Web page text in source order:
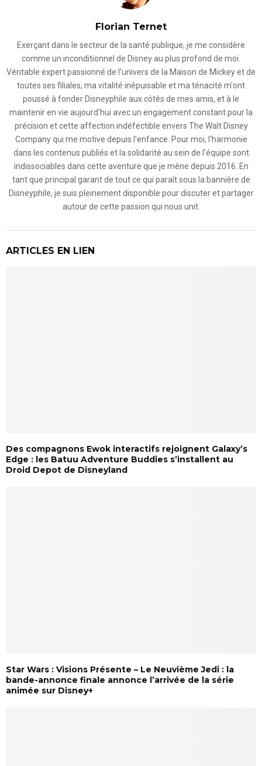
Florian Ternet
Exerçant dans le secteur de la santé publique, je me considère
comme un inconditionnel de Disney au plus profond de moi.
Véritable expert passionné de l'univers de la Maison de Mickey et de
toutes ses filiales, ma vitalité inépuisable et ma ténacité m'ont
poussé à fonder Disneyphile aux côtés de mes amis, et à le
maintenir en vie aujourd'hui avec un engagement constant pour la
précision et cette affection indéfectible envers The Walt Disney
Company qui me motive depuis l'enfance. Pour moi, l'harmonie
dans les contenus publiés et la solidarité au sein de l'équipe sont
indissociables dans cette aventure que je mène depuis 2016. En
tant que principal garant de tout ce qui paraît sous la bannière de
Disneyphile, je suis pleinement disponible pour discuter et partager
autour de cette passion qui nous unit.
ARTICLES EN LIEN
Des compagnons Ewok interactifs rejoignent Galaxy’s
Edge : les Batuu Adventure Buddies s’installent au
Droid Depot de Disneyland
Star Wars : Visions Présente – Le Neuvième Jedi : la
bande-annonce finale annonce l’arrivée de la série
animée sur Disney+